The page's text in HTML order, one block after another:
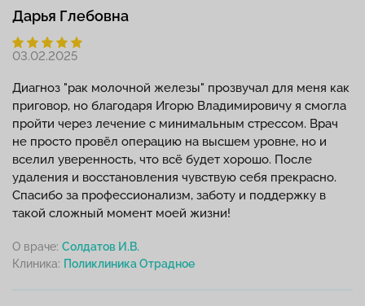
Дарья Глебовна
03.02.2025
Диагноз "рак молочной железы" прозвучал для меня как
приговор, но благодаря Игорю Владимировичу я смогла
пройти через лечение с минимальным стрессом. Врач
не просто провёл операцию на высшем уровне, но и
вселил уверенность, что всё будет хорошо. После
удаления и восстановления чувствую себя прекрасно.
Спасибо за профессионализм, заботу и поддержку в
такой сложный момент моей жизни!
О враче: Солдатов И.В.
Клиника: